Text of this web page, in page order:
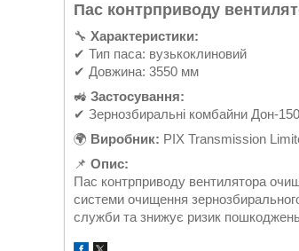
Пас контрприводу
🔧 Характеристики:
✔ Тип паса: вузькоклиновий
✔ Довжина: 3550 мм
🚜 Застосування:
✔ Зернозбиральні комбайни Дон-
🌍 Виробник: PIX Transmission
📌 Опис:
Пас контрприводу вентилятора
системи очищення
служби та знижує ризик пошкоджень